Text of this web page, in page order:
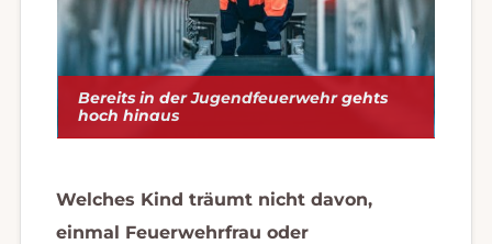
Bereits in der Jugendfeuerwehr gehts
hoch hinaus
Welches Kind träumt nicht davon,
einmal Feuerwehrfrau oder